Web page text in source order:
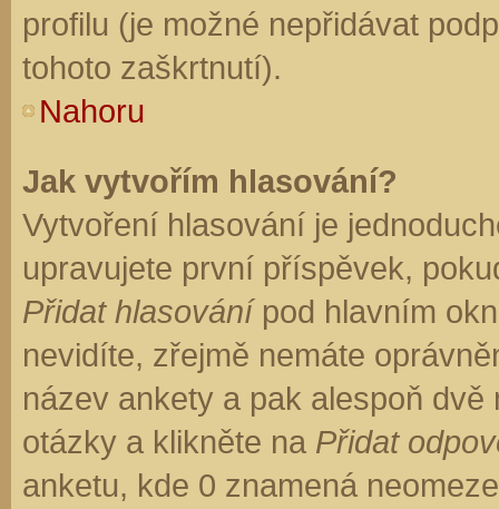
profilu (je možné nepřidávat
tohoto zaškrtnutí).
Nahoru
Jak vytvořím hlasování?
Vytvoření hlasování je
upravujete první příspěvek,
Přidat hlasovánípod hlavním
nevidíte, zřejmě nemáte
název ankety a pak alespoň
otázky a klikněte na Přidat
anketu, kde 0 znamená